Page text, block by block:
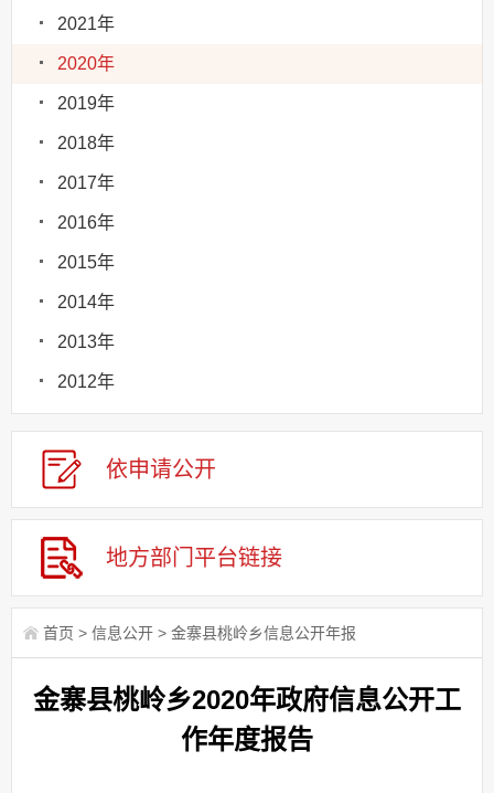
2021年
2020年
2019年
2018年
2017年
2016年
2015年
2014年
2013年
2012年
依申请公开
地方部门 平台链接
首页 > 信息公开 > 金寨县桃岭乡信息公开年报
金寨县桃岭乡2020年政府信息公开工
作年度报告